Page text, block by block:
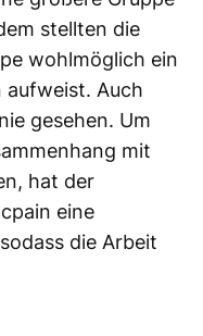
stellten die
wohlmöglich ein
Auch
gesehen. Um
mit
hat der
eine
die Arbeit